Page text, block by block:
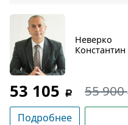
Неверко
Константин
53 105 55 900
Подробнее